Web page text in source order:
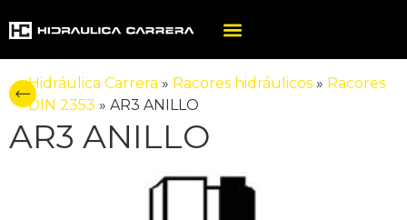
Hidráulica Carrera » Racores hidráulicos» Racores
DIN 2353 » AR3 ANILLO
AR3 ANILLO